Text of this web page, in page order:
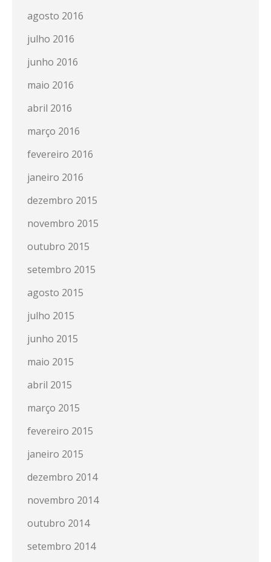
agosto 2016
julho 2016
junho 2016
maio 2016
abril 2016
março 2016
fevereiro 2016
janeiro 2016
dezembro 2015
novembro 2015
outubro 2015
setembro 2015
agosto 2015
julho 2015
junho 2015
maio 2015
abril 2015
março 2015
fevereiro 2015
janeiro 2015
dezembro 2014
novembro 2014
outubro 2014
setembro 2014